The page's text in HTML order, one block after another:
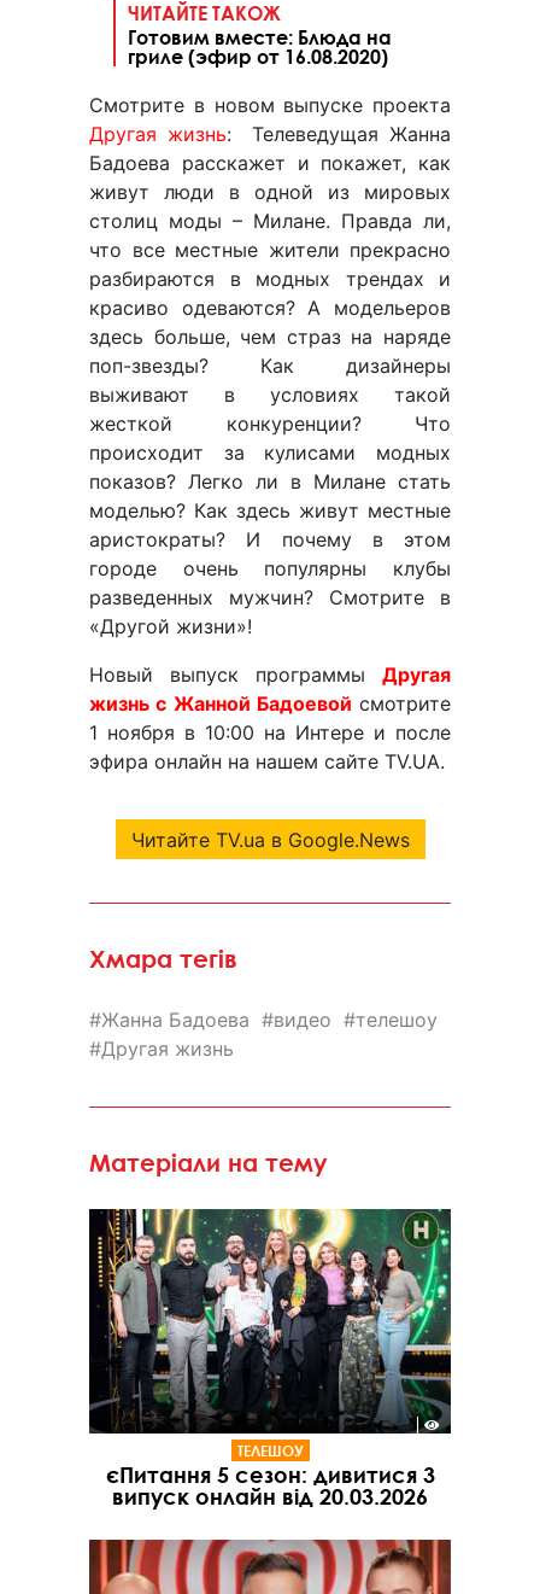
ЧИТАЙТЕ ТАКОЖ
Готовим вместе: Блюда на
гриле (эфир от 16.08.2020)
Смотрите в новом выпуске проекта
Другая жизнь: Телеведущая Жанна
Бадоева расскажет и покажет, как
живут люди в одной из мировых
столиц моды – Милане. Правда ли,
что все местные жители прекрасно
разбираются в модных трендах и
красиво одеваются? А модельеров
здесь больше, чем страз на наряде
поп-звезды? Как дизайнеры
выживают в условиях такой
жесткой конкуренции? Что
происходит за кулисами модных
показов? Легко ли в Милане стать
моделью? Как здесь живут местные
аристократы? И почему в этом
городе очень популярны клубы
разведенных мужчин? Смотрите в
«Другой жизни»!
Новый выпуск программы Другая
жизнь с Жанной Бадоевой смотрите
1 ноября в 10:00 на Интере и после
эфира онлайн на нашем сайте TV.UA.
Читайте TV.ua в Google.News
Хмара тегів
Жанна Бадоева видео
телешоу
Другая жизнь
Матеріали на тему
ТЕЛЕШОУ
єПитання 5 сезон: дивитися 3
випуск онлайн від 20.03.2026